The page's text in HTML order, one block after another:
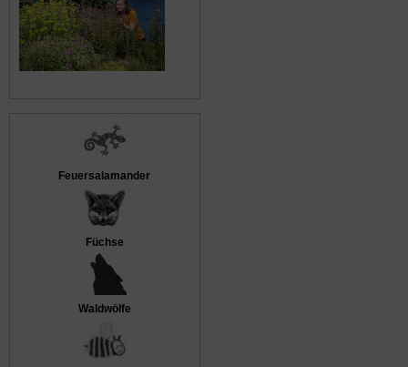
Feuersalamander
Füchse
Waldwölfe